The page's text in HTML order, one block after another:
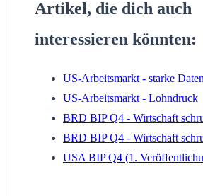
Artikel, die dich auch
interessieren könnten:
US-Arbeitsmarkt - starke Daten
US-Arbeitsmarkt - Lohndruck
BRD BIP Q4 - Wirtschaft
BRD BIP Q4 - Wirtschaft
USA BIP Q4 (1.